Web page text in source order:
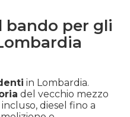
bando per gli
in Lombardia.
del vecchio mezzo
diesel fino a